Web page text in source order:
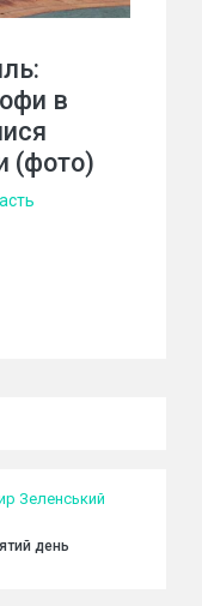
в
(фото)
Зеленський
день